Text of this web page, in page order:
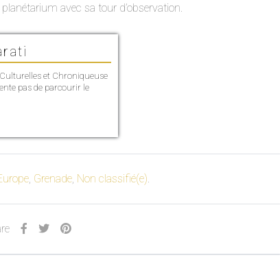
avec sa tour d’observation.
et Chroniqueuse
pas de parcourir le
, Grenade, Non classifié(e).